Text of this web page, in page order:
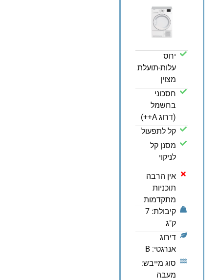
יחס
עלות-תועלת
מצוין
חסכוני
בחשמל
(דרוג A++)
קל לתפעול
מסנן קל
לניקוי
אין הרבה
תוכניות
מתקדמות
קיבולת: 7
ק"ג
דירוג
אנרגטי: B
סוג מייבש:
מעבה